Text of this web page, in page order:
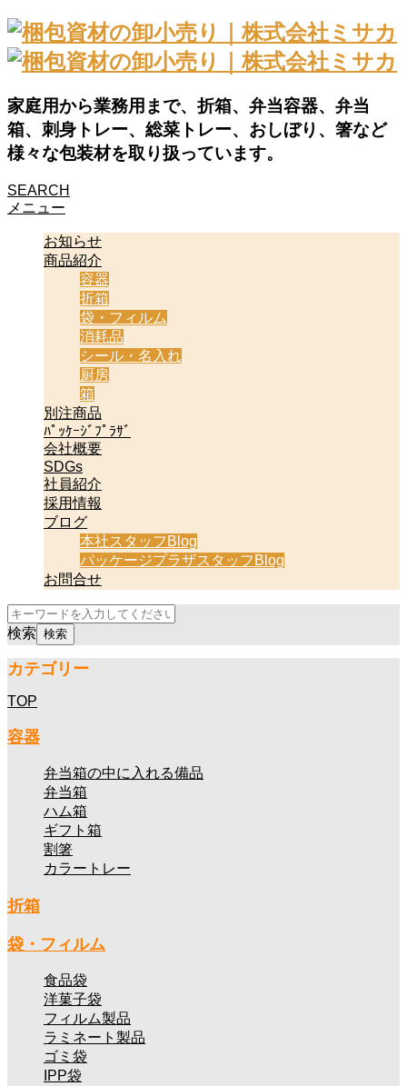
家庭用から業務用まで、折箱、弁当容器、弁当
箱、刺身トレー、総菜トレー、おしぼり、箸など
様々な包装材を取り扱っています。
SEARCH
メニュー
お知らせ
商品紹介
容器
折箱
袋・フィルム
消耗品
シール・名入れ
厨房
箱
別注商品
ﾊﾟｯｹｰｼﾞﾌﾟﾗｻﾞ
会社概要
SDGs
社員紹介
採用情報
ブログ
本社スタッフBlog
パッケージプラザスタッフBlog
お問合せ
検索
カテゴリー
TOP
容器
弁当箱の中に入れる備品
弁当箱
ハム箱
ギフト箱
割箸
カラートレー
折箱
袋・フィルム
食品袋
洋菓子袋
フィルム製品
ラミネート製品
ゴミ袋
IPP袋